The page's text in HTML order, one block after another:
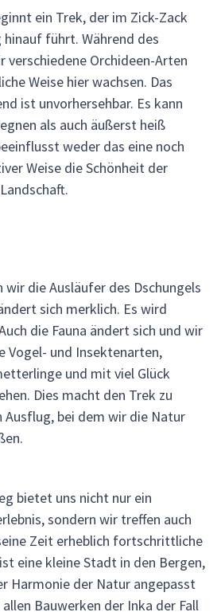
ein Trek, der im Zick-Zack
führt. Während des
verschiedene Orchideen-Arten
Weise hier wachsen. Das
ist unvorhersehbar. Es kann
als auch äußerst heiß
weder das eine noch
Weise die Schönheit der
wir die Ausläufer des Dschungels
sich merklich. Es wird
die Fauna ändert sich und wir
Vogel- und Insektenarten,
und mit viel Glück
Dies macht den Trek zu
Ausflug, bei dem wir die Natur
bietet uns nicht nur ein
sondern wir treffen auch
Zeit erheblich fortschrittliche
eine kleine Stadt in den Bergen,
Harmonie der Natur angepasst
Bauwerken der Inka der Fall